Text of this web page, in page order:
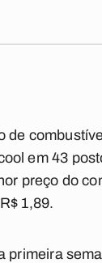
de
em 43
preço do
1,89.
primeira